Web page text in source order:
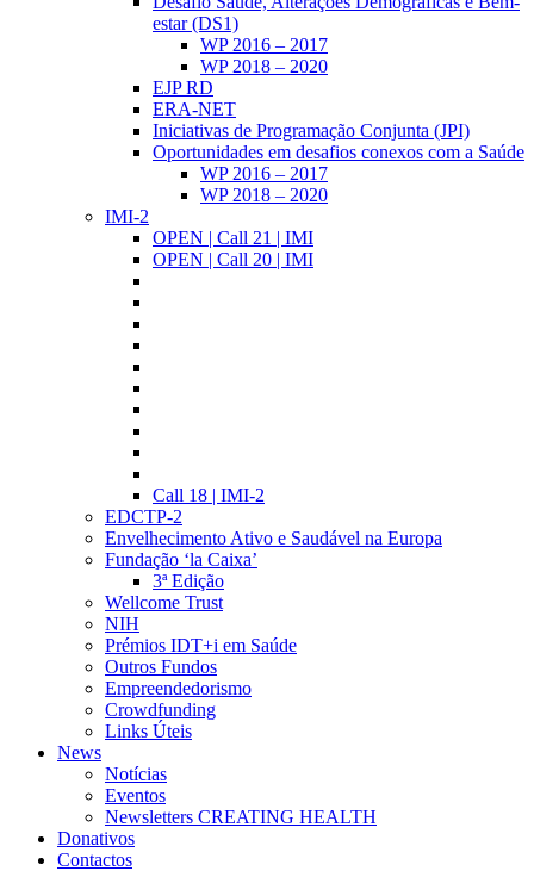
estar (DS1)
WP 2016 – 2017
WP 2018 – 2020
EJP RD
ERA-NET
Iniciativas de Programação Conjunta (JPI)
Oportunidades em desafios conexos com a Saúde
WP 2016 – 2017
WP 2018 – 2020
IMI-2
OPEN | Call 21 | IMI
OPEN | Call 20 | IMI
Call 18 | IMI-2
EDCTP-2
Envelhecimento Ativo e Saudável na Europa
Fundação ‘la Caixa’
3ª Edição
Wellcome Trust
NIH
Prémios IDT+i em Saúde
Outros Fundos
Empreendedorismo
Crowdfunding
Links Úteis
News
Notícias
Eventos
Newsletters CREATING HEALTH
Donativos
Contactos